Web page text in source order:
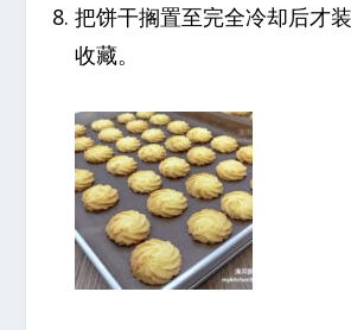
把饼干搁置至完全冷却后才
收藏。